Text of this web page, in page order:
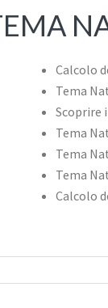
Calcolo
Tema
Scoprire
Tema
Tema
Tema
Calcolo